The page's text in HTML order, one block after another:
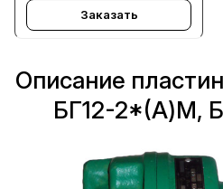
Заказать
Описание
БГ12-2*(А)М,